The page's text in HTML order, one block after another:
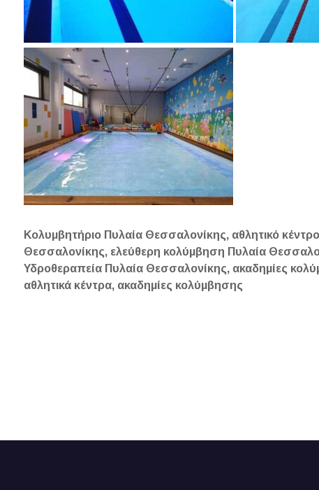
Κολυμβητήριο Πυλαία Θεσσαλονίκης, αθλητικό
Θεσσαλονίκης, ελεύθερη κολύμβηση Πυλαία
Υδροθεραπεία Πυλαία Θεσσαλονίκης, ακαδημίες
αθλητικά κέντρα, ακαδημίες κολύμβησης